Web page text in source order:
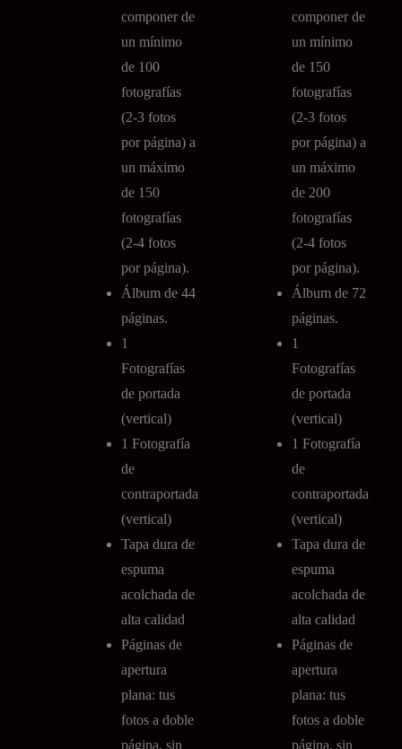
componer de
un mínimo
de 100
fotografías
(2-3 fotos
por página) a
un máximo
de 150
fotografías
(2-4 fotos
por página).
Álbum de 44
páginas.
1
Fotografías
de portada
(vertical)
1 Fotografía
de
contraportada
(vertical)
Tapa dura de
espuma
acolchada de
alta calidad
Páginas de
apertura
plana: tus
fotos a doble
página, sin
componer de
un mínimo
de 150
fotografías
(2-3 fotos
por página) a
un máximo
de 200
fotografías
(2-4 fotos
por página).
Álbum de 72
páginas.
1
Fotografías
de portada
(vertical)
1 Fotografía
de
contraportada
(vertical)
Tapa dura de
espuma
acolchada de
alta calidad
Páginas de
apertura
plana: tus
fotos a doble
página, sin